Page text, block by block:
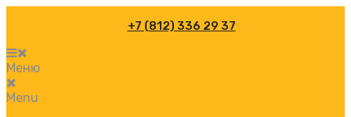
+7 (812) 336 29 37
Меню
Menu